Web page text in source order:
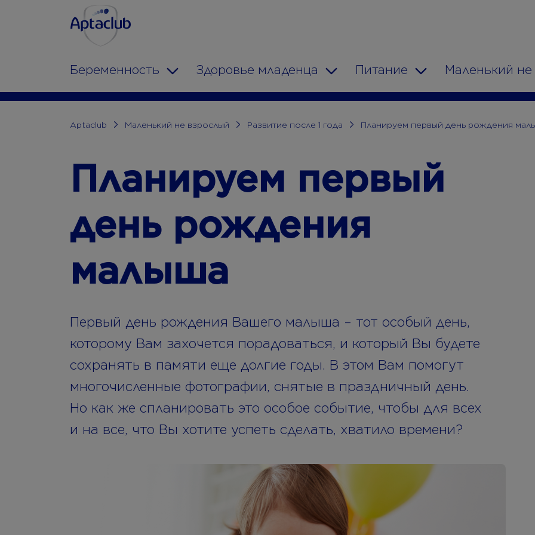
Skip to contentAptaclub.ee
Беременность
Toggle Dropdown
Здоровье младенца
Toggle Dropdown
Питание
Toggle Dropdown
Маленький
Aptaclub Маленький не взрослый Развитие после 1 года Планируем первый день рождения
Планируем первый
день рождения
малыша
Первый день рождения Вашего малыша – тот особый день,
которому Вам захочется порадоваться, и который Вы будете
сохранять в памяти еще долгие годы. В этом Вам помогут
многочисленные фотографии, снятые в праздничный день.
Но как же спланировать это особое событие, чтобы для всех
и на все, что Вы хотите успеть сделать, хватило времени?